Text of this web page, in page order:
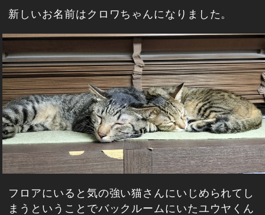
新しいお名前はクロワちゃんになりました。
フロアにいると気の強い猫さんにいじめられてし
まうということでバックルームにいたユウヤくん